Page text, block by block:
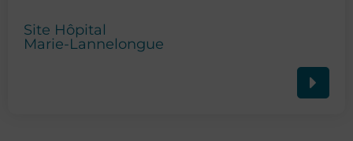
Site Hôpital
Marie-Lannelongue